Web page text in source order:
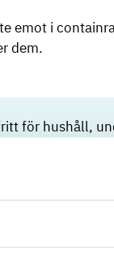
emot i
dem.
för hushåll,
avfall från
för